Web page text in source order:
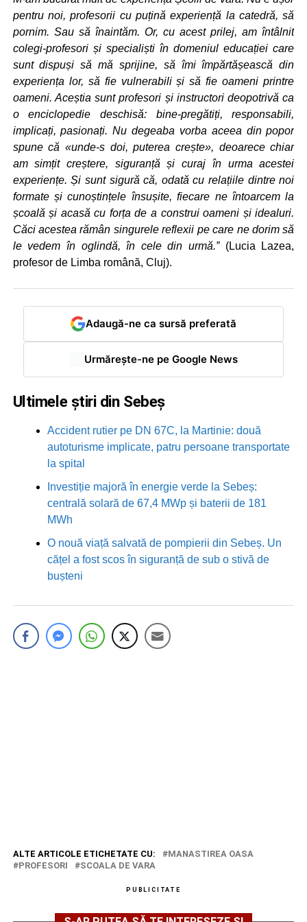
pentru noi, profesorii cu puțină experiență la catedră, să
pornim. Sau să înaintăm. Or, cu acest prilej, am întâlnit
colegi-profesori și specialiști în domeniul educației care
sunt dispuși să mă sprijine, să îmi împărtășească din
experiența lor, să fie vulnerabili și să fie oameni printre
oameni. Aceștia sunt profesori și instructori deopotrivă ca
o enciclopedie deschisă: bine-pregătiți, responsabili,
implicați, pasionați. Nu degeaba vorba aceea din popor
spune că «unde-s doi, puterea crește», deoarece chiar
am simțit creștere, siguranță și curaj în urma acestei
experiențe. Și sunt sigură că, odată cu relațiile dintre noi
formate și cunoștințele însușite, fiecare ne întoarcem la
școală și acasă cu forța de a construi oameni și idealuri.
Căci acestea rămân singurele reflexii pe care ne dorim să
le vedem în oglindă, în cele din urmă.”(Lucia Lazea,
profesor de Limba română, Cluj).
Adaugă-ne ca sursă preferată
Urmărește-ne pe Google News
Ultimele știri din Sebeș
Accident rutier pe DN 67C, la Martinie: două
autoturisme implicate, patru persoane transportate
la spital
Investiție majoră în energie verde la Sebeș:
centrală solară de 67,4 MWp și baterii de 181
MWh
O nouă viață salvată de pompierii din Sebeș. Un
cățel a fost scos în siguranță de sub o stivă de
bușteni
ALTE ARTICOLE ETICHETATE CU:
MANASTIREA OASA
PROFESORI
SCOALA DE VARA
PUBLICITATE